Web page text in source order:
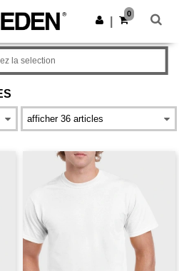
!
Obtenir l'appli
0
la selection